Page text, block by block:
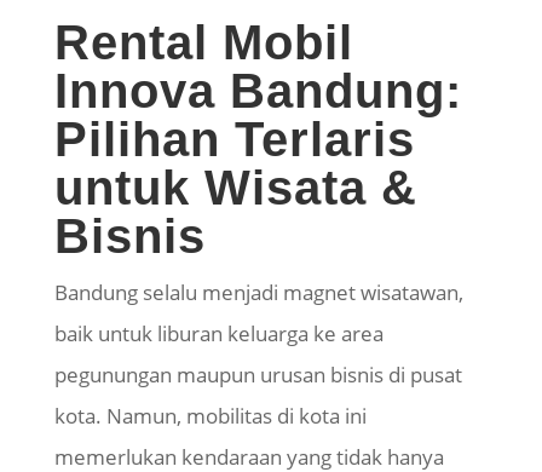
Rental Mobil
Innova Bandung:
Pilihan Terlaris
untuk Wisata &
Bisnis
Bandung selalu menjadi magnet wisatawan,
baik untuk liburan keluarga ke area
pegunungan maupun urusan bisnis di pusat
kota. Namun, mobilitas di kota ini
memerlukan kendaraan yang tidak hanya